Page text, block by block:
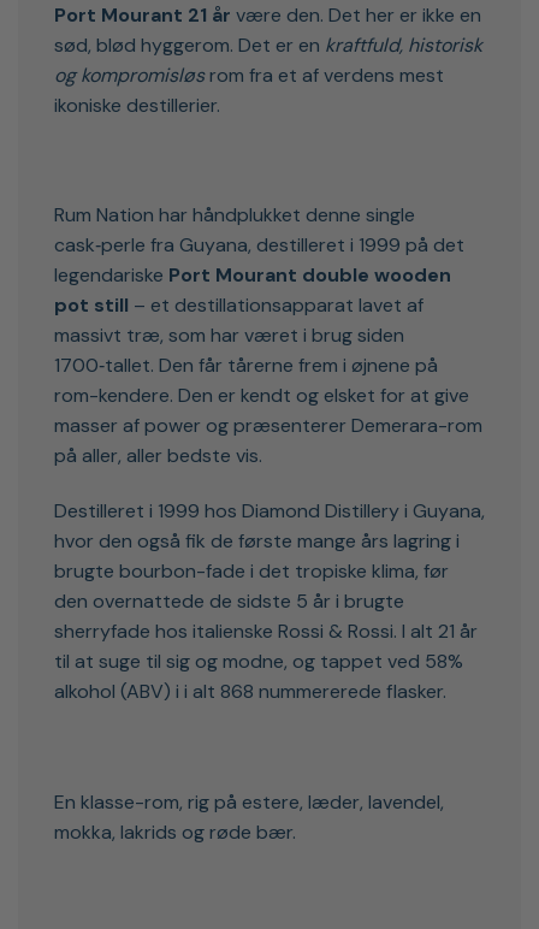
Port Mourant 21 år være den. Det her er ikke en
sød, blød hyggerom. Det er en kraftfuld, historisk
og kompromisløsrom fra et af verdens mest
ikoniske destillerier.
Rum Nation har håndplukket denne single
cask‑perle fra Guyana, destilleret i 1999 på det
legendariske Port Mourant double wooden
pot still – et destillationsapparat lavet af
massivt træ, som har været i brug siden
1700‑tallet. Den får tårerne frem i øjnene på
rom-kendere. Den er kendt og elsket for at give
masser af power og præsenterer Demerara-rom
på aller, aller bedste vis.
Destilleret i 1999 hos Diamond Distillery i Guyana,
hvor den også fik de første mange års lagring i
brugte bourbon-fade i det tropiske klima, før
den overnattede de sidste 5 år i brugte
sherryfade hos italienske Rossi & Rossi. I alt 21 år
til at suge til sig og modne, og tappet ved 58%
alkohol (ABV) i i alt 868 nummererede flasker.
En klasse-rom, rig på estere, læder, lavendel,
mokka, lakrids og røde bær.